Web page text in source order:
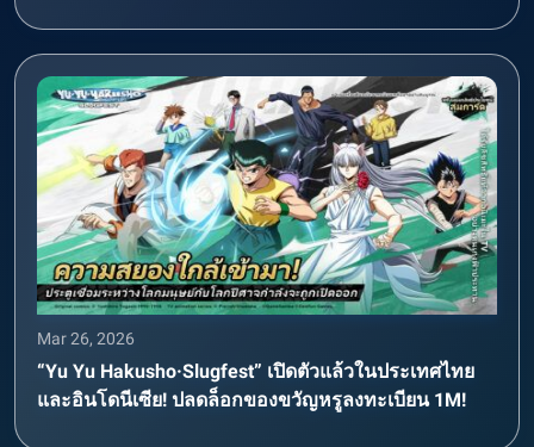
Mar 26, 2026
“Yu Yu Hakusho·Slugfest” เปิดตัวแล้วในประเทศไทย
และอินโดนีเซีย! ปลดล็อกของขวัญหรูลงทะเบียน 1M!